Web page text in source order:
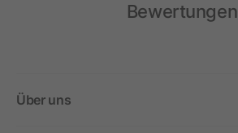
Bewertungen
Über uns